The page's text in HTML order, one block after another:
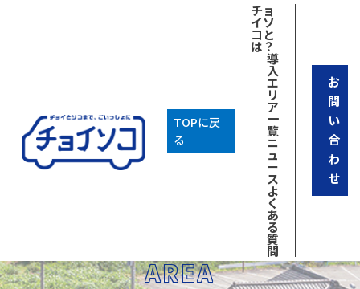
TOPに戻
る
チョ
イソ
コと
は？
導
入
エ
リ
ア
一
覧
ニ
ュ
ー
ス
よ
く
あ
る
質
問
お
問
い
合
わ
せ
AREA